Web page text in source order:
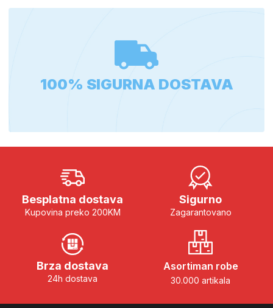
100% SIGURNA DOSTAVA
Besplatna dostava
Kupovina preko 200KM
Sigurno
Zagarantovano
Brza dostava
24h dostava
Asortiman robe
30.000 artikala